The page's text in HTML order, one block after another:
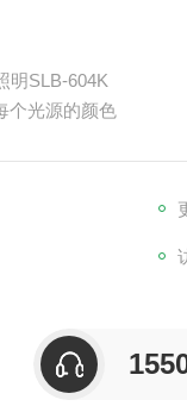
明SLB-604K
个光源的颜色